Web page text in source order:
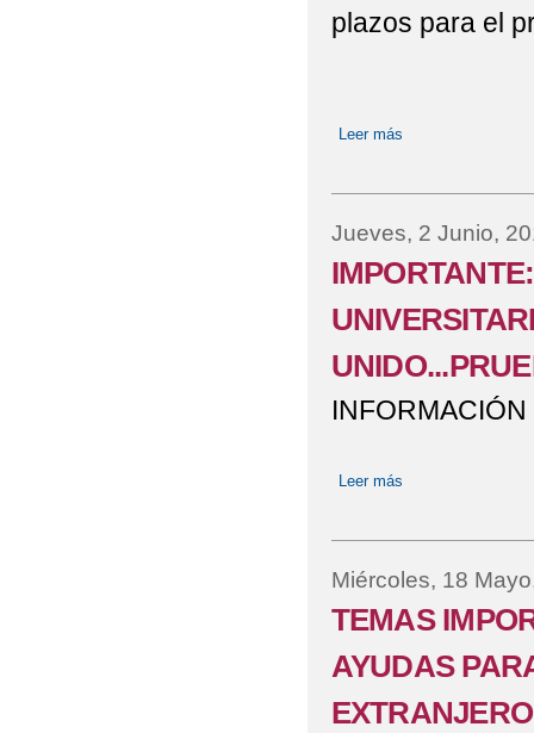
plazos para el
Leer más
Jueves, 2 Junio,
Leer más
Miércoles, 18
TEMAS
AYUDAS